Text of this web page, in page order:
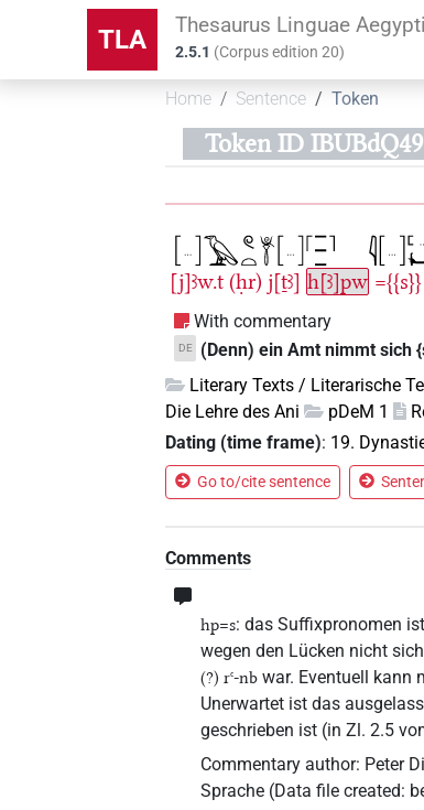
TLA Thesaurus Linguae
2.5.1 (Corpus edition20)
Home Sentence Token
Token ID
[j]ꜣw.t (ḥr) j[ṯꜣ] h[ꜣ]pw ={{s}}
With commentary
DE
(Denn) ein Amt nimmt sich
Literary Texts / Literarische
Die Lehre des Ani
pDeM 1
Dating (time frame): 19.
Go to/cite sentence
Comments
hp=s: das Suffixpronomen
wegen den Lücken nicht
(?) rꜥ-nb war. Eventuell kann
Unerwartet ist das
geschrieben ist (in Zl. 2.5
Commentary author: Peter
Sprache (Data file created: